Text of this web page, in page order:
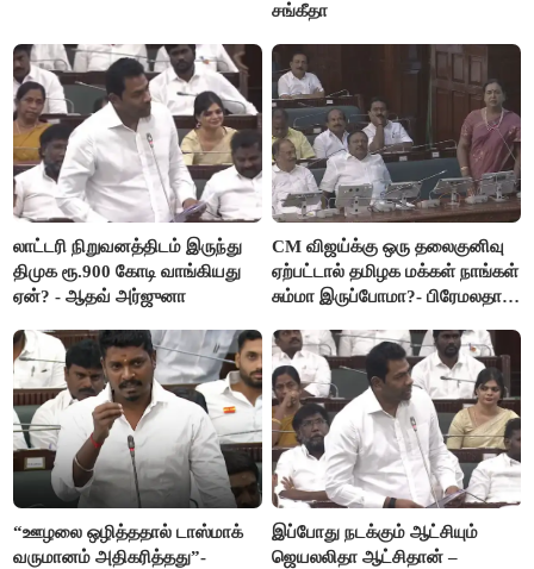
சங்கீதா
லாட்டரி நிறுவனத்திடம் இருந்து
திமுக ரூ.900 கோடி வாங்கியது
ஏன்? - ஆதவ் அர்ஜுனா
CM விஜய்க்கு ஒரு தலைகுனிவு
ஏற்பட்டால் தமிழக மக்கள் நாங்கள்
சும்மா இருப்போமா?- பிரேமலதா
“ஊழலை ஒழித்ததால் டாஸ்மாக்
வருமானம் அதிகரித்தது”-
இப்போது நடக்கும் ஆட்சியும்
ஜெயலலிதா ஆட்சிதான் –